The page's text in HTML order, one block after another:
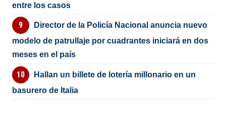
entre los casos
Director de la Policía Nacional anuncia nuevo
modelo de patrullaje por cuadrantes iniciará en dos
meses en el país
Hallan un billete de lotería millonario en un
basurero de Italia